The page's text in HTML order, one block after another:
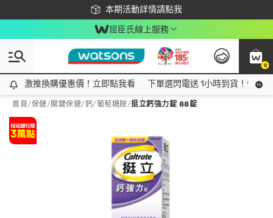
本期活動詳情請點我
下載app最高回饋$350
屈臣氏線上服務
0
激推換購優惠價！立即點我看
激推換購優惠價！立即點我看 下單選閃電送 1小時到貨！領神
首頁/保健/ 關鍵保健/鈣/葡萄糖胺/挺立鈣強力錠 88錠